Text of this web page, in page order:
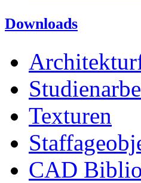
Downloads
Texturen
CAD